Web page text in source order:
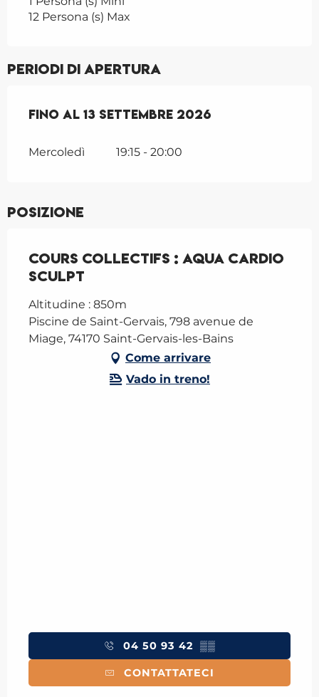
12 Persona (s) Max
Periodi di apertura
Dal1 giugno 2026al13 settembre 2026
Fino al 13 settembre 2026
Mercoledì 19:15 - 20:00
Posizione
Cours collectifs : Aqua cardio
sculpt
Altitudine : 850m
Piscine de Saint-Gervais, 798 avenue de
Miage, 74170 Saint-Gervais-les-Bains
Come arrivare
Vado in treno!
04 50 93 42 ▒▒
CONTATTATECI